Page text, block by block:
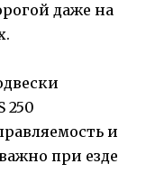
даже на
250
и
при езде